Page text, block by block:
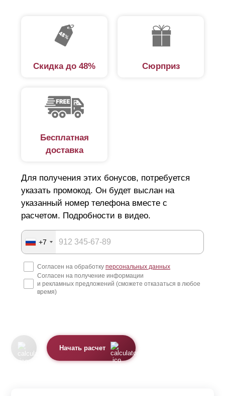
Скидка до 48% Сюрприз
Бесплатная
доставка
Для получения этих бонусов, потребуется
указать промокод. Он будет выслан на
указанный номер телефона вместе с
расчетом. Подробности в видео.
+7
Согласен на обработку персональных данных
Согласен на получение информации
и рекламных предложений (сможете отказаться в любое
время)
Начать расчет